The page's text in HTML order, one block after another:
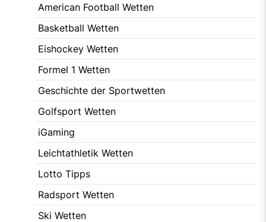
American Football Wetten
Basketball Wetten
Eishockey Wetten
Formel 1 Wetten
Geschichte der Sportwetten
Golfsport Wetten
iGaming
Leichtathletik Wetten
Lotto Tipps
Radsport Wetten
Ski Wetten